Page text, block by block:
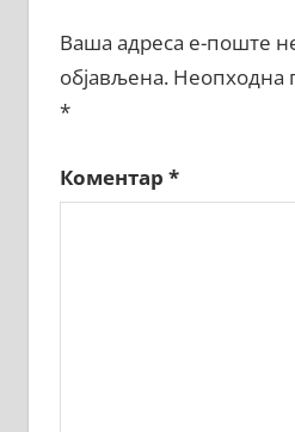
Ваша адреса е-поште
објављена. Неопходна
*
Коментар *